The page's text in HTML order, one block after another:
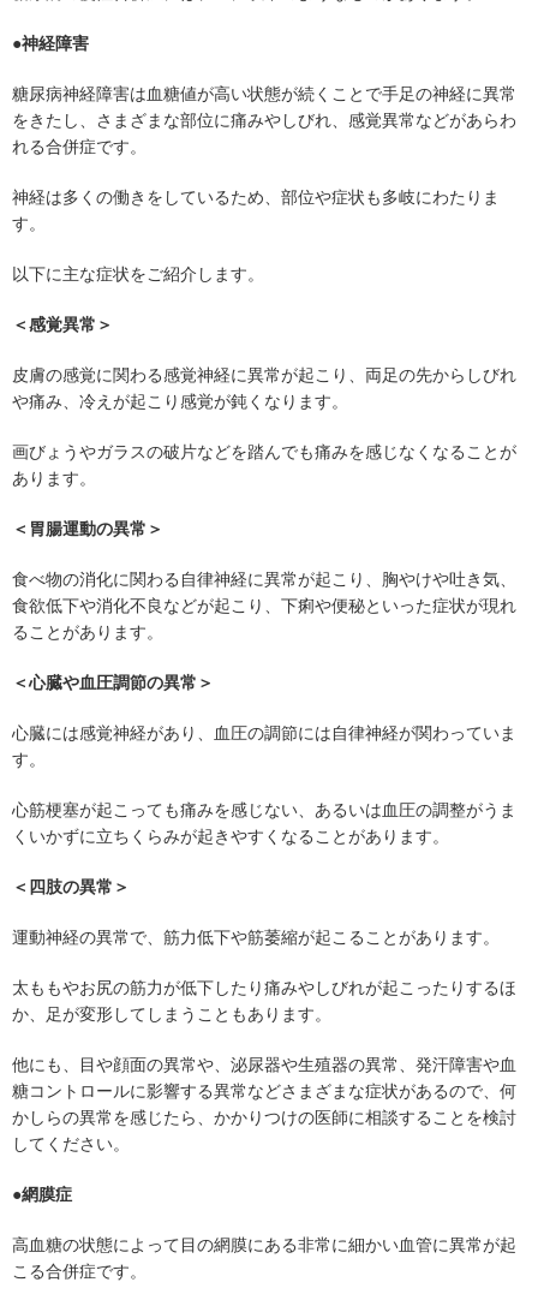
●神経障害
糖尿病神経障害は血糖値が高い状態が続くことで手足の神経に異常
をきたし、さまざまな部位に痛みやしびれ、感覚異常などがあらわ
れる合併症です。
神経は多くの働きをしているため、部位や症状も多岐にわたりま
す。
以下に主な症状をご紹介します。
＜感覚異常＞
皮膚の感覚に関わる感覚神経に異常が起こり、両足の先からしびれ
や痛み、冷えが起こり感覚が鈍くなります。
画びょうやガラスの破片などを踏んでも痛みを感じなくなることが
あります。
＜胃腸運動の異常＞
食べ物の消化に関わる自律神経に異常が起こり、胸やけや吐き気、
食欲低下や消化不良などが起こり、下痢や便秘といった症状が現れ
ることがあります。
＜心臓や血圧調節の異常＞
心臓には感覚神経があり、血圧の調節には自律神経が関わっていま
す。
心筋梗塞が起こっても痛みを感じない、あるいは血圧の調整がうま
くいかずに立ちくらみが起きやすくなることがあります。
＜四肢の異常＞
運動神経の異常で、筋力低下や筋萎縮が起こることがあります。
太ももやお尻の筋力が低下したり痛みやしびれが起こったりするほ
か、足が変形してしまうこともあります。
他にも、目や顔面の異常や、泌尿器や生殖器の異常、発汗障害や血
糖コントロールに影響する異常などさまざまな症状があるので、何
かしらの異常を感じたら、かかりつけの医師に相談することを検討
してください。
●網膜症
高血糖の状態によって目の網膜にある非常に細かい血管に異常が起
こる合併症です。